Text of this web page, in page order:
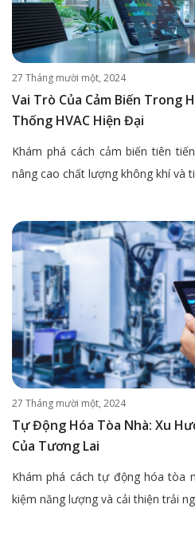
27 Tháng mười một, 2024
Vai Trò Của Cảm Biến Trong
Thống HVAC Hiện Đại
Khám phá cách cảm biến tiên
nâng cao chất lượng không khí và
27 Tháng mười một, 2024
Tự Động Hóa Tòa Nhà: Xu
Của Tương Lai
Khám phá cách tự động hóa tòa
kiệm năng lượng và cải thiện trải